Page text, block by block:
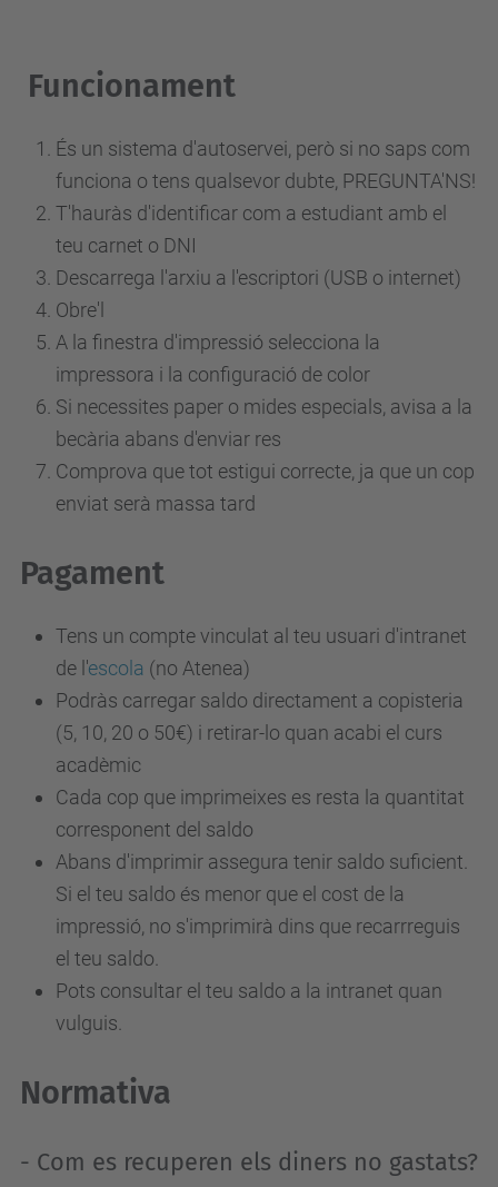
Funcionament
És un sistema d'autoservei, però si no saps com
funciona o tens qualsevor dubte, PREGUNTA'NS!
T'hauràs d'identificar com a estudiant amb el
teu carnet o DNI
Descarrega l'arxiu a l'escriptori (USB o internet)
Obre'l
A la finestra d'impressió selecciona la
impressora i la configuració de color
Si necessites paper o mides especials, avisa a la
becària abans d'enviar res
Comprova que tot estigui correcte, ja que un cop
enviat serà massa tard
Pagament
Tens un compte vinculat al teu usuari d'intranet
de l'escola (no Atenea)
Podràs carregar saldo directament a copisteria
(5, 10, 20 o 50€) i retirar-lo quan acabi el curs
acadèmic
Cada cop que imprimeixes es resta la quantitat
corresponent del saldo
Abans d'imprimir assegura tenir saldo suficient.
Si el teu saldo és menor que el cost de la
impressió, no s'imprimirà dins que recarrreguis
el teu saldo.
Pots consultar el teu saldo a la intranet quan
vulguis.
Normativa
- Com es recuperen els diners no gastats?